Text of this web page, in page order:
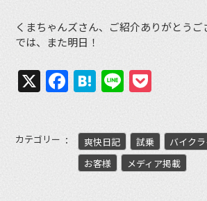
くまちゃんズさん、ご紹介ありがとうご
では、また明日！
X Facebook
Hatena
Line
カテゴリー 爽快日記 試乗 バイク
お客様
メディア掲載